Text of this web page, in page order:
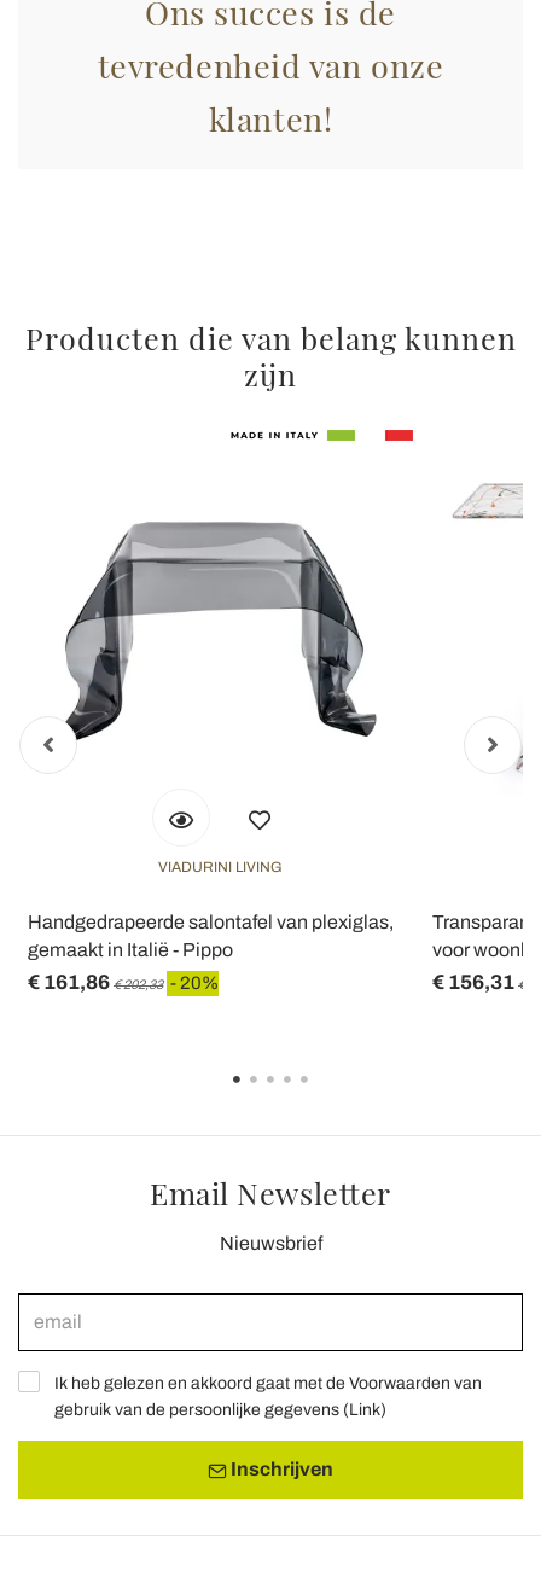
raccolto dal suo utilizzo dei loro servizi.
Ons succes is de
tevredenheid van onze
klanten!
Producten die van belang kunnen
zijn
VIADURINI LIVING
Handgedrapeerde salontafel van plexiglas,
gemaakt in Italië - Pippo
€ 161,86 € 202,33 - 20%
voor
€ 156,31 €
Email Newsletter
Nieuwsbrief
Ik heb gelezen en akkoord gaat met de Voorwaarden van
gebruik van de persoonlijke gegevens (Link)
Inschrijven